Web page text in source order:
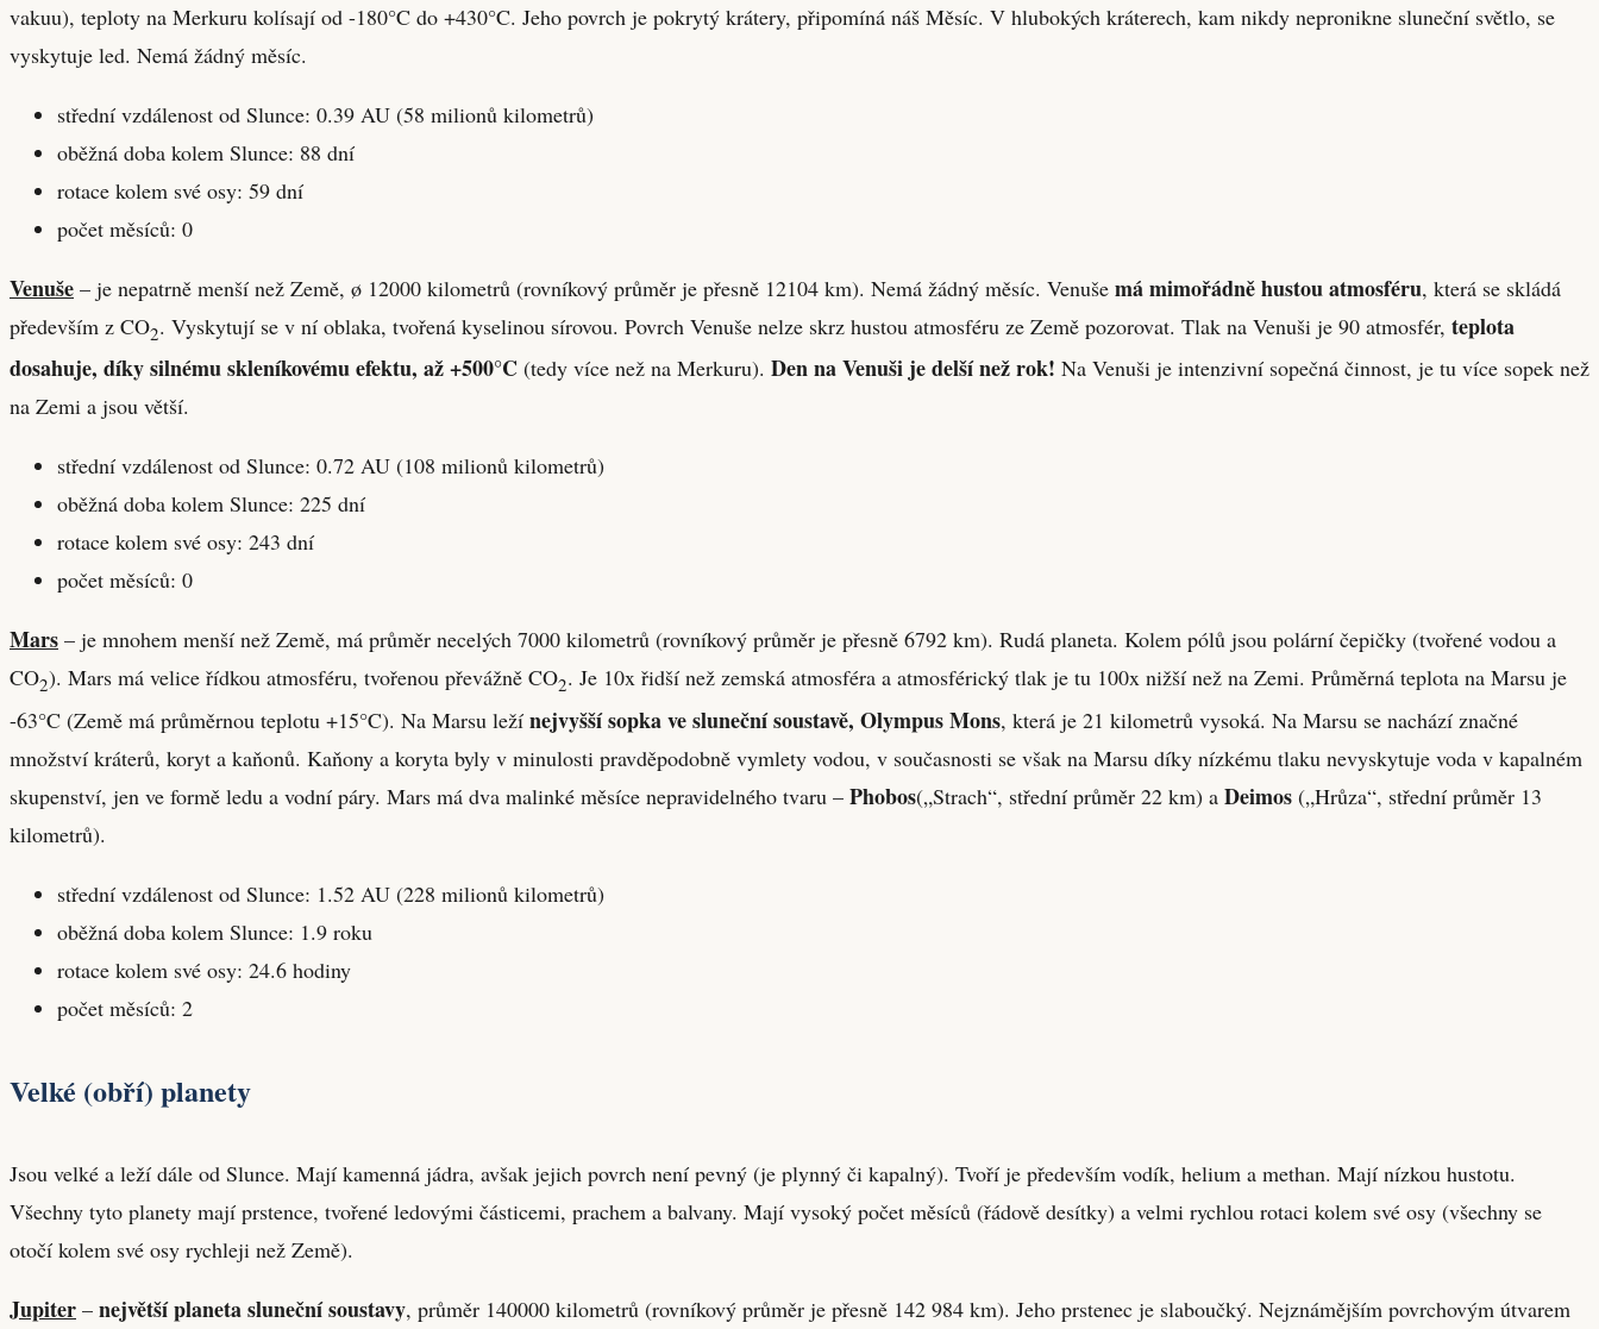
vakuu), teploty na Merkuru kolísají od -180°C do +430°C. Jeho povrch je pokrytý krátery, připomíná náš Měsíc. V hlubokých kráterech, kam nikdy nepronikne sluneční světlo, se
vyskytuje led. Nemá žádný měsíc.
střední vzdálenost od Slunce: 0.39 AU (58 milionů kilometrů)
oběžná doba kolem Slunce: 88 dní
rotace kolem své osy: 59 dní
počet měsíců: 0
Venuše – je nepatrně menší než Země, ø 12000 kilometrů (rovníkový průměr je přesně 12104 km). Nemá žádný měsíc. Venuše má mimořádně hustou atmosféru, která se skládá
především z CO2. Vyskytují se v ní oblaka, tvořená kyselinou sírovou. Povrch Venuše nelze skrz hustou atmosféru ze Země pozorovat. Tlak na Venuši je 90 atmosfér, teplota
dosahuje, díky silnému skleníkovému efektu, až +500°C (tedy více než na Merkuru). Den na Venuši je delší než rok! Na Venuši je intenzivní sopečná činnost, je tu více sopek než
na Zemi a jsou větší.
střední vzdálenost od Slunce: 0.72 AU (108 milionů kilometrů)
oběžná doba kolem Slunce: 225 dní
rotace kolem své osy: 243 dní
počet měsíců: 0
Mars – je mnohem menší než Země, má průměr necelých 7000 kilometrů (rovníkový průměr je přesně 6792 km). Rudá planeta. Kolem pólů jsou polární čepičky (tvořené vodou a
CO2). Mars má velice řídkou atmosféru, tvořenou převážně CO2. Je 10x řidší než zemská atmosféra a atmosférický tlak je tu 100x nižší než na Zemi. Průměrná teplota na Marsu je
-63°C (Země má průměrnou teplotu +15°C). Na Marsu leží nejvyšší sopka ve sluneční soustavě, Olympus Mons, která je 21 kilometrů vysoká. Na Marsu se nachází značné
množství kráterů, koryt a kaňonů. Kaňony a koryta byly v minulosti pravděpodobně vymlety vodou, v současnosti se však na Marsu díky nízkému tlaku nevyskytuje voda v kapalném
skupenství, jen ve formě ledu a vodní páry. Mars má dva malinké měsíce nepravidelného tvaru – Phobos(„Strach“, střední průměr 22 km) a Deimos („Hrůza“, střední průměr 13
kilometrů).
střední vzdálenost od Slunce: 1.52 AU (228 milionů kilometrů)
oběžná doba kolem Slunce: 1.9 roku
rotace kolem své osy: 24.6 hodiny
počet měsíců: 2
Velké (obří) planety
Jsou velké a leží dále od Slunce. Mají kamenná jádra, avšak jejich povrch není pevný (je plynný či kapalný). Tvoří je především vodík, helium a methan. Mají nízkou hustotu.
Všechny tyto planety mají prstence, tvořené ledovými částicemi, prachem a balvany. Mají vysoký počet měsíců (řádově desítky) a velmi rychlou rotaci kolem své osy (všechny se
otočí kolem své osy rychleji než Země).
Jupiter – největší planeta sluneční soustavy, průměr 140000 kilometrů (rovníkový průměr je přesně 142 984 km). Jeho prstenec je slaboučký. Nejznámějším povrchovým útvarem